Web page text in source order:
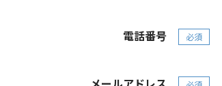
電話番号 必須